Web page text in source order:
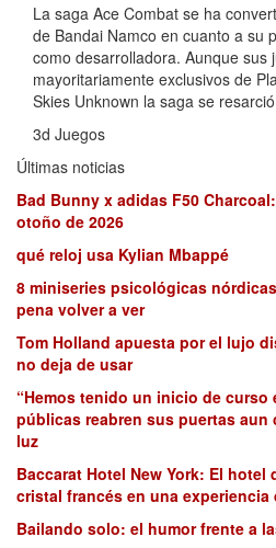
La saga Ace Combat se ha
de Bandai Namco en cuanto a su
como desarrolladora. Aunque sus
mayoritariamente exclusivos de
Skies Unknown la saga se
3d Juegos
Últimas noticias
Bad Bunny x adidas F50
otoño de 2026
qué reloj usa Kylian Mbappé
8 miniseries psicológicas
pena volver a ver
Tom Holland apuesta por el lujo
no deja de usar
“Hemos tenido un inicio de curso
públicas reabren sus puertas aun
luz
Baccarat Hotel New York: El
cristal francés en una experiencia
Bailando solo: el humor frente a